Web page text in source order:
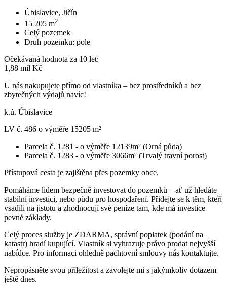
Úbislavice, Jičín
15 205 m2
Celý pozemek
Druh pozemku: pole
Očekávaná hodnota za 10 let:
1,88 mil Kč
U nás nakupujete přímo od vlastníka – bez prostředníků a bez
zbytečných výdajů navíc!
k.ú. Úbislavice
LV č. 486 o výměře 15205 m²
Parcela č. 1281 - o výměře 12139m² (Orná půda)
Parcela č. 1283 - o výměře 3066m² (Trvalý travní porost)
Přístupová cesta je zajištěna přes pozemky obce.
Pomáháme lidem bezpečně investovat do pozemků – ať už hledáte
stabilní investici, nebo půdu pro hospodaření. Přidejte se k těm, kteří
vsadili na jistotu a zhodnocují své peníze tam, kde má investice
pevné základy.
Celý proces služby je ZDARMA, správní poplatek (podání na
katastr) hradí kupující. Vlastník si vyhrazuje právo prodat nejvyšší
nabídce. Pro informaci ohledně pachtovní smlouvy nás kontaktujte.
Nepropásněte svou příležitost a zavolejte mi s jakýmkoliv dotazem
ještě dnes.